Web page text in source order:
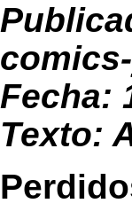
Fecha:
Texto: